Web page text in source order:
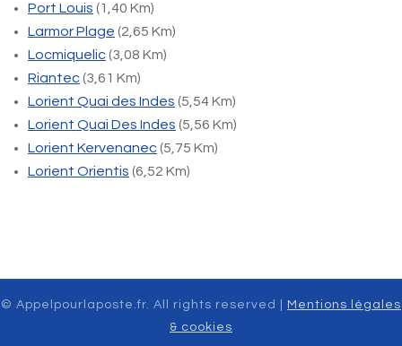
Port Louis (1,40 Km)
Larmor Plage (2,65 Km)
Locmiquelic(3,08 Km)
Riantec(3,61 Km)
Lorient Quai des Indes (5,54 Km)
Lorient Quai Des Indes (5,56 Km)
Lorient Kervenanec(5,75 Km)
Lorient Orientis (6,52 Km)
© Appelpourlaposte.fr. All rights reserved |
Mentions légales
& cookies